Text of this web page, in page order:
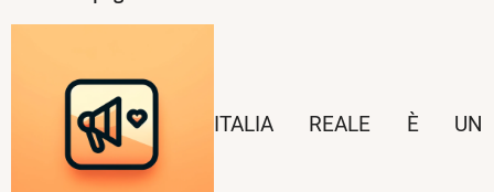
ITALIA REALE È UN